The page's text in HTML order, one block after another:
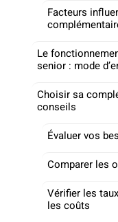
Facteurs
Le
senior : mode
Choisir sa
conseils
Évaluer vos
Comparer les
Vérifier les
les coûts